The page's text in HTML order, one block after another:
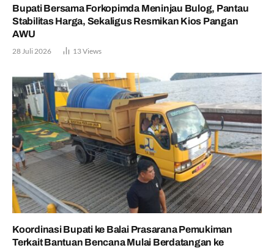
Bupati Bersama Forkopimda Meninjau Bulog, Pantau
Stabilitas Harga, Sekaligus Resmikan Kios Pangan
AWU
28 Juli 2026 13Views
Koordinasi Bupati ke Balai Prasarana Pemukiman
Terkait Bantuan Bencana Mulai Berdatangan ke